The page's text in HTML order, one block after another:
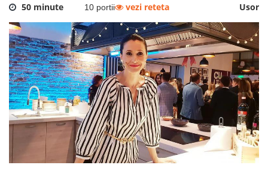
50 minute 10 portii Usor
vezi reteta